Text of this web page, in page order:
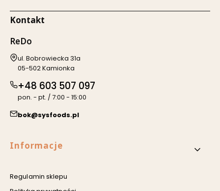
Kontakt
ReDo
Adres:
ul. Bobrowiecka 31a
05-502 Kamionka
+48 603 507 097
pon. - pt. / 7:00 - 15:00
bok@sysfoods.pl
Linki w stopce
Informacje
Regulamin sklepu